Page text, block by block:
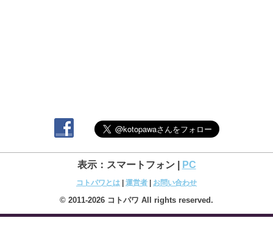
表示：スマートフォン | PC
コトパワとは 運営者 お問い合わせ
© 2011-2026 コトパワ All rights reserved.